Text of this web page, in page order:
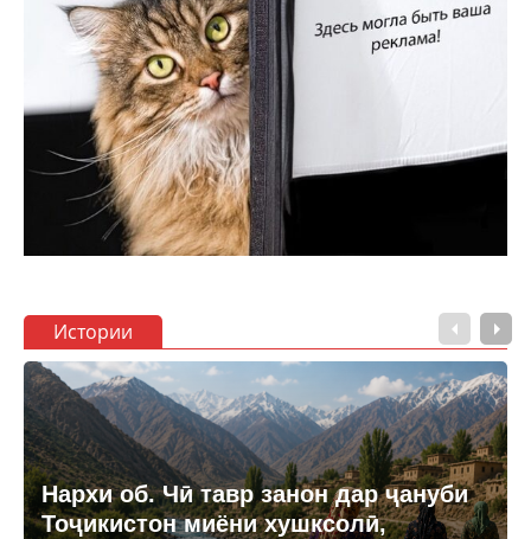
Истории
Нархи об. Чӣ тавр занон дар ҷануби
Тоҷикистон миёни хушксолӣ,